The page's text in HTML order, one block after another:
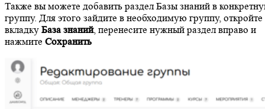
Также вы можете добавить раздел Базы знаний в
группу. Для этого зайдите в необходимую группу, откройте
вкладку База знаний, перенесите нужный раздел вправо и
нажмите Сохранить